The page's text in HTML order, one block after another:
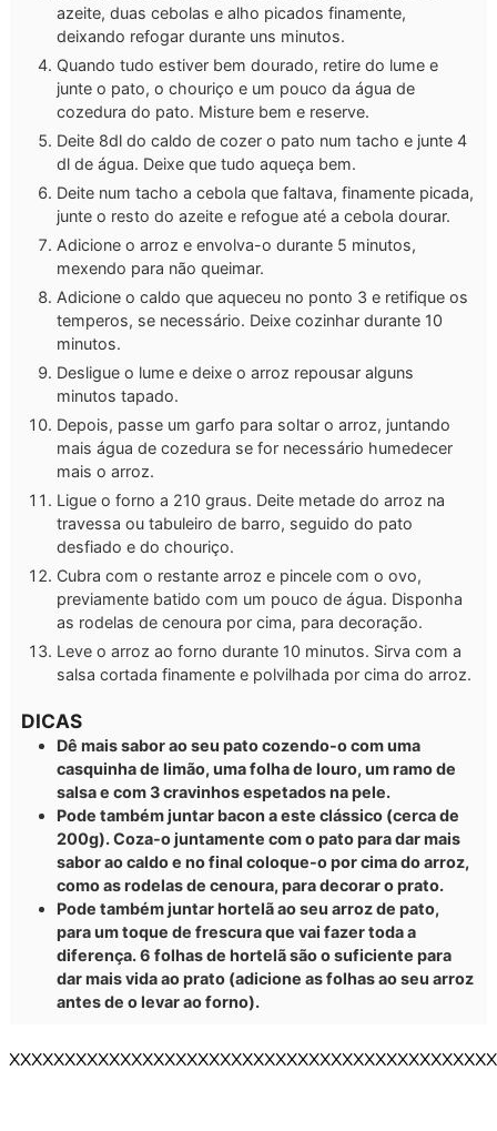
azeite, duas cebolas e alho picados finamente,
deixando refogar durante uns minutos.
Quando tudo estiver bem dourado, retire do lume e
junte o pato, o chouriço e um pouco da água de
cozedura do pato. Misture bem e reserve.
Deite 8dl do caldo de cozer o pato num tacho e junte 4
dl de água. Deixe que tudo aqueça bem.
Deite num tacho a cebola que faltava, finamente picada,
junte o resto do azeite e refogue até a cebola dourar.
Adicione o arroz e envolva-o durante 5 minutos,
mexendo para não queimar.
Adicione o caldo que aqueceu no ponto 3 e retifique os
temperos, se necessário. Deixe cozinhar durante 10
minutos.
Desligue o lume e deixe o arroz repousar alguns
minutos tapado.
Depois, passe um garfo para soltar o arroz, juntando
mais água de cozedura se for necessário humedecer
mais o arroz.
Ligue o forno a 210 graus. Deite metade do arroz na
travessa ou tabuleiro de barro, seguido do pato
desfiado e do chouriço.
Cubra com o restante arroz e pincele com o ovo,
previamente batido com um pouco de água. Disponha
as rodelas de cenoura por cima, para decoração.
Leve o arroz ao forno durante 10 minutos. Sirva com a
salsa cortada finamente e polvilhada por cima do arroz.
DICAS
Dê mais sabor ao seu pato cozendo-o com uma
casquinha de limão, uma folha de louro, um ramo de
salsa e com 3 cravinhos espetados na pele.
Pode também juntar bacon a este clássico (cerca de
200g). Coza-o juntamente com o pato para dar mais
sabor ao caldo e no final coloque-o por cima do arroz,
como as rodelas de cenoura, para decorar o prato.
Pode também juntar hortelã ao seu arroz de pato,
para um toque de frescura que vai fazer toda a
diferença. 6 folhas de hortelã são o suficiente para
dar mais vida ao prato (adicione as folhas ao seu arroz
antes de o levar ao forno).